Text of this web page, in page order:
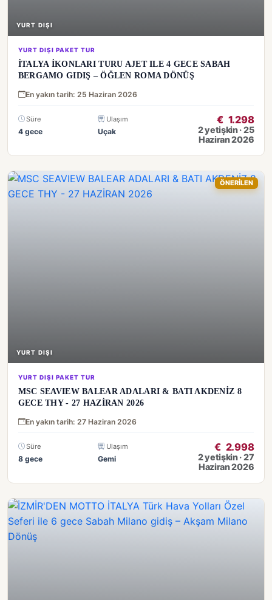
YURT DIŞI
YURT DIŞI PAKET TUR
İTALYA İKONLARI TURU AJET ILE 4 GECE SABAH
BERGAMO GIDIŞ – ÖĞLEN ROMA DÖNÜŞ
En yakın tarih: 25 Haziran 2026
Süre
4 gece
Ulaşım
Uçak
€ 1.298
2 yetişkin · 25
Haziran 2026
YURT DIŞI
ÖNERİLEN
YURT DIŞI PAKET TUR
MSC SEAVIEW BALEAR ADALARI & BATI AKDENİZ 8
GECE THY - 27 HAZİRAN 2026
En yakın tarih: 27 Haziran 2026
Süre
8 gece
Ulaşım
Gemi
€ 2.998
2 yetişkin · 27
Haziran 2026